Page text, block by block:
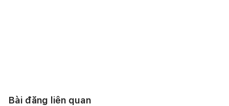
Bài đăng liên quan